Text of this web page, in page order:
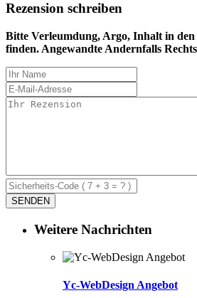
Rezension schreiben
Bitte Verleumdung, Argo, Inhalt in
finden. Angewandte Andernfalls
Weitere Nachrichten
Yc-WebDesign Angebot